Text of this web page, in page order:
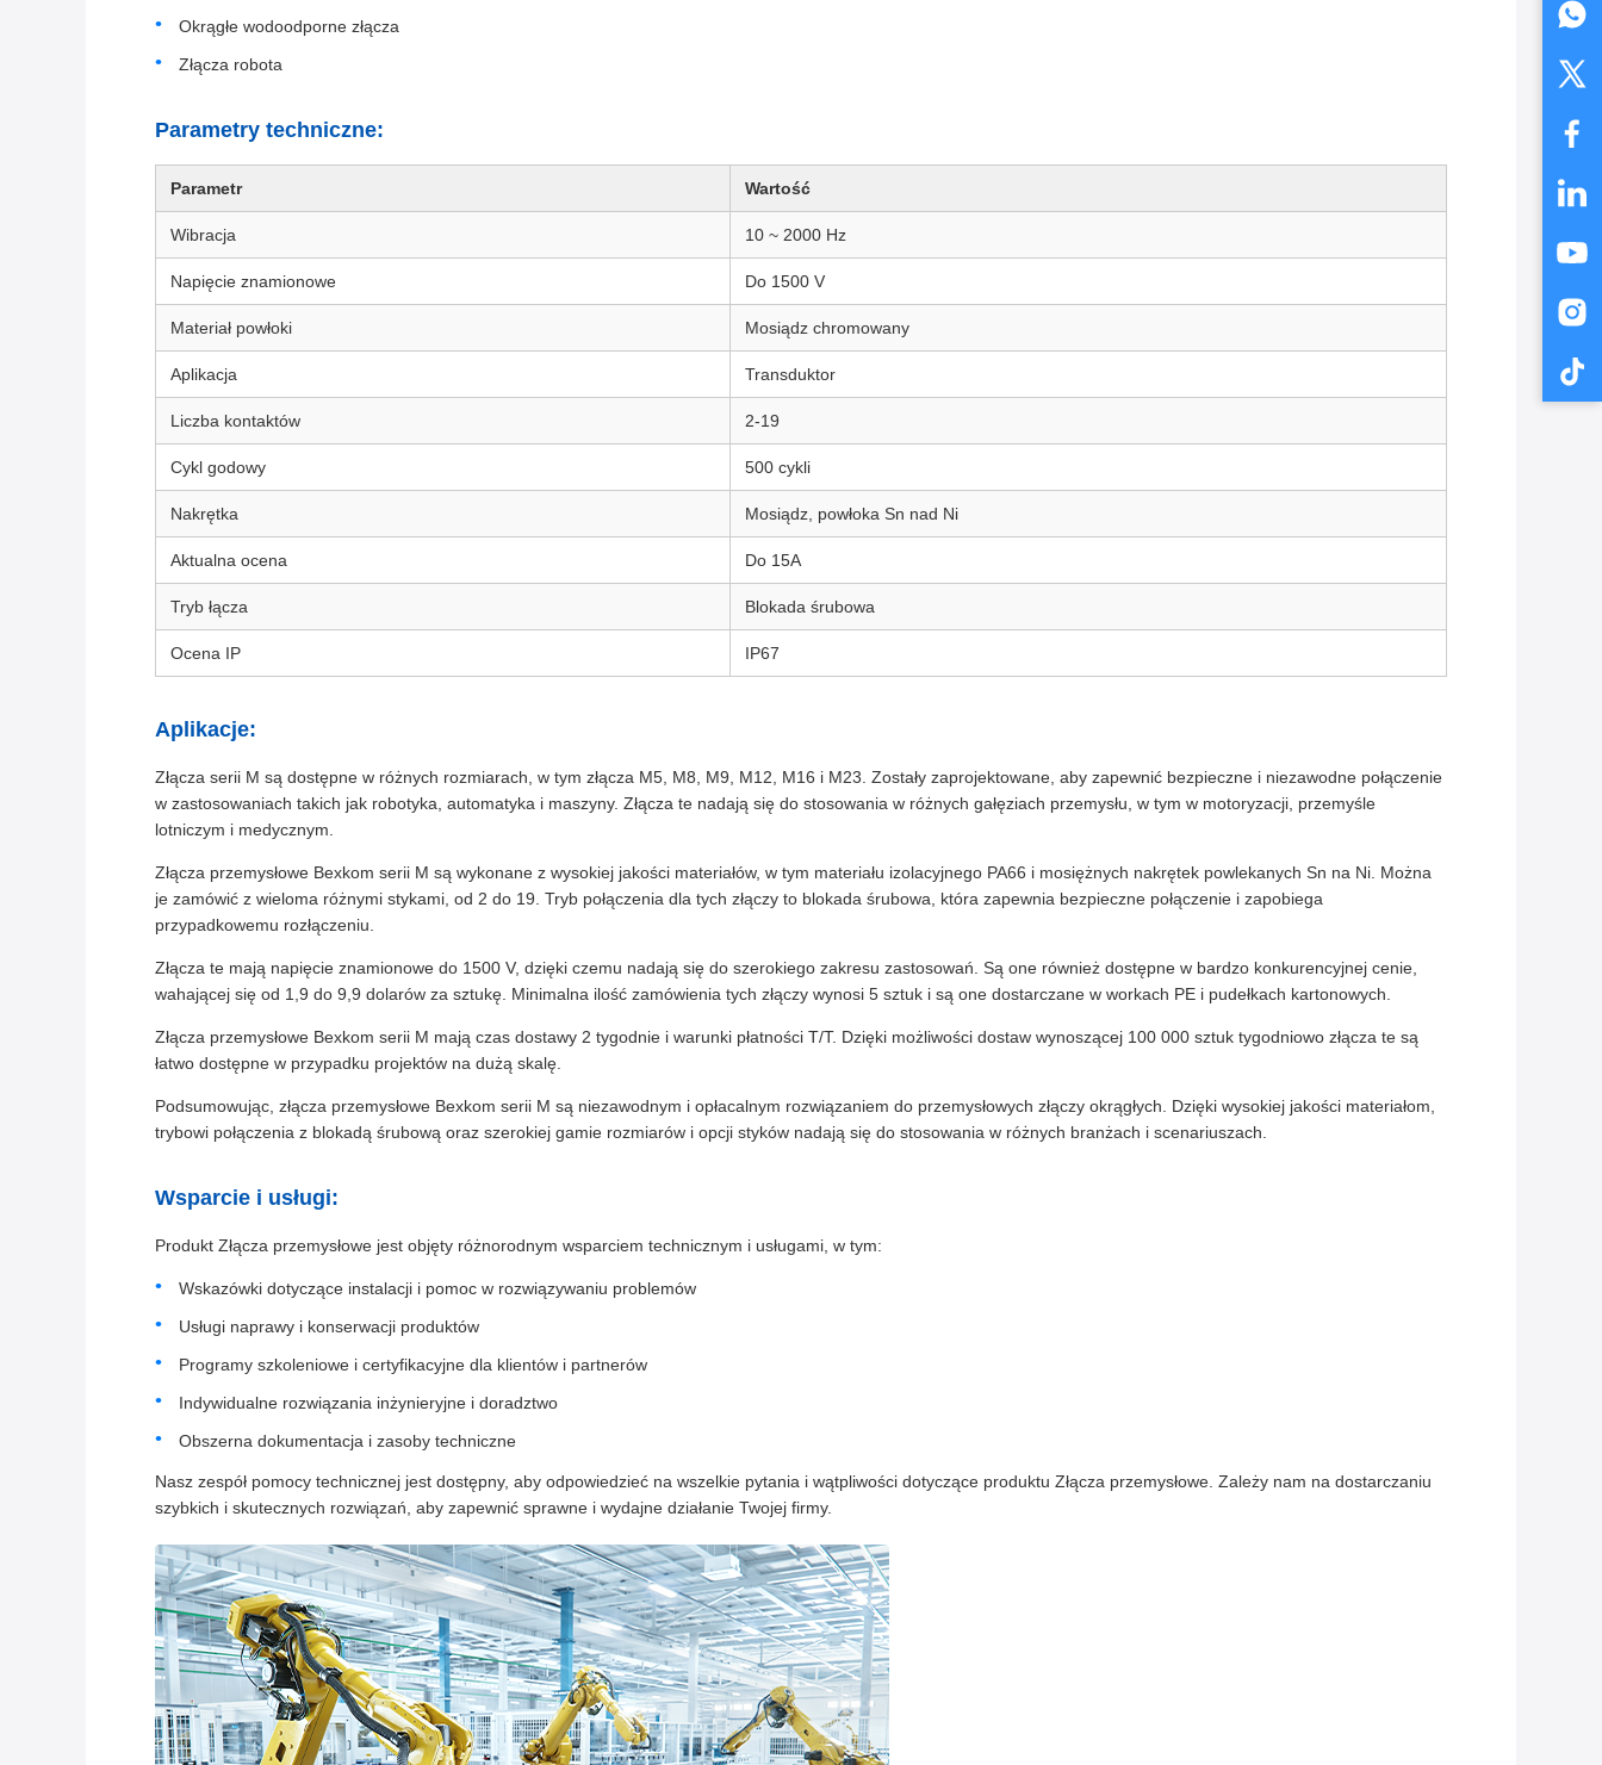
Okrągłe wodoodporne złącza
Złącza robota
Parametry techniczne:
Parametr Wartość
Wibracja 10 ~ 2000 Hz
Napięcie znamionowe Do 1500 V
Materiał powłoki Mosiądz chromowany
Aplikacja Transduktor
Liczba kontaktów 2-19
Cykl godowy 500 cykli
Nakrętka Mosiądz, powłoka Sn nad Ni
Aktualna ocena Do 15A
Tryb łącza Blokada śrubowa
Ocena IP IP67
Aplikacje:
Złącza serii M są dostępne w różnych rozmiarach, w tym złącza M5, M8, M9, M12, M16 i M23. Zostały zaprojektowane, aby zapewnić bezpieczne i niezawodne połączenie
w zastosowaniach takich jak robotyka, automatyka i maszyny. Złącza te nadają się do stosowania w różnych gałęziach przemysłu, w tym w motoryzacji, przemyśle
lotniczym i medycznym.
Złącza przemysłowe Bexkom serii M są wykonane z wysokiej jakości materiałów, w tym materiału izolacyjnego PA66 i mosiężnych nakrętek powlekanych Sn na Ni. Można
je zamówić z wieloma różnymi stykami, od 2 do 19. Tryb połączenia dla tych złączy to blokada śrubowa, która zapewnia bezpieczne połączenie i zapobiega
przypadkowemu rozłączeniu.
Złącza te mają napięcie znamionowe do 1500 V, dzięki czemu nadają się do szerokiego zakresu zastosowań. Są one również dostępne w bardzo konkurencyjnej cenie,
wahającej się od 1,9 do 9,9 dolarów za sztukę. Minimalna ilość zamówienia tych złączy wynosi 5 sztuk i są one dostarczane w workach PE i pudełkach kartonowych.
Złącza przemysłowe Bexkom serii M mają czas dostawy 2 tygodnie i warunki płatności T/T. Dzięki możliwości dostaw wynoszącej 100 000 sztuk tygodniowo złącza te są
łatwo dostępne w przypadku projektów na dużą skalę.
Podsumowując, złącza przemysłowe Bexkom serii M są niezawodnym i opłacalnym rozwiązaniem do przemysłowych złączy okrągłych. Dzięki wysokiej jakości materiałom,
trybowi połączenia z blokadą śrubową oraz szerokiej gamie rozmiarów i opcji styków nadają się do stosowania w różnych branżach i scenariuszach.
Wsparcie i usługi:
Produkt Złącza przemysłowe jest objęty różnorodnym wsparciem technicznym i usługami, w tym:
Wskazówki dotyczące instalacji i pomoc w rozwiązywaniu problemów
Usługi naprawy i konserwacji produktów
Programy szkoleniowe i certyfikacyjne dla klientów i partnerów
Indywidualne rozwiązania inżynieryjne i doradztwo
Obszerna dokumentacja i zasoby techniczne
Nasz zespół pomocy technicznej jest dostępny, aby odpowiedzieć na wszelkie pytania i wątpliwości dotyczące produktu Złącza przemysłowe. Zależy nam na dostarczaniu
szybkich i skutecznych rozwiązań, aby zapewnić sprawne i wydajne działanie Twojej firmy.